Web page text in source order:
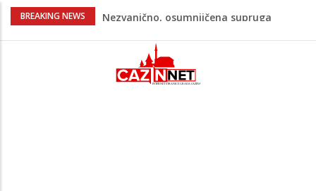
BREAKING NEWS
Na Ahiret preselila Bešić (rođ. Blažević)
Na Ahiret preselio ŠUPUK (Refik) ŠEFIK
Evo koje države su zasad za, a koje
protiv Infantina na izborima: Srbija i